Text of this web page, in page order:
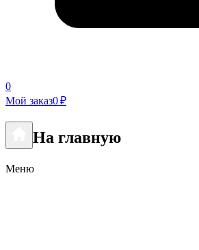
0
Мой заказ0 ₽
На главную
Меню